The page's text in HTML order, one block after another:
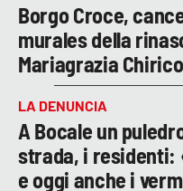
Borgo Croce,
murales della
Mariagrazia Chirico
LA DENUNCIA
A Bocale un
strada, i residenti:
e oggi anche i